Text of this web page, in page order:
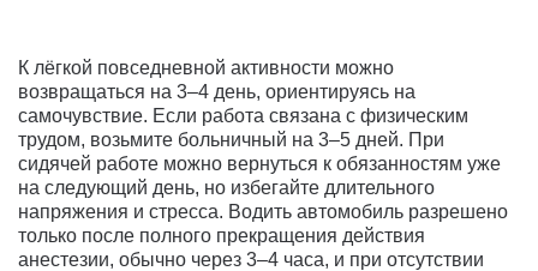
К лёгкой повседневной активности можно
возвращаться на 3–4 день, ориентируясь на
самочувствие. Если работа связана с физическим
трудом, возьмите больничный на 3–5 дней. При
сидячей работе можно вернуться к обязанностям уже
на следующий день, но избегайте длительного
напряжения и стресса. Водить автомобиль разрешено
только после полного прекращения действия
анестезии, обычно через 3–4 часа, и при отсутствии